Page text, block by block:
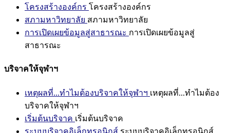
โครงสร้างองค์กร โครงสร้างองค์กร
สภามหาวิทยาลัย สภามหาวิทยาลัย
การเปิดเผยข้อมูลสู่สาธารณะ การเปิดเผยข้อมูลสู่
สาธารณะ
บริจาคให้จุฬาฯ
เหตุผลที่...ทำไมต้องบริจาคให้จุฬาฯ เหตุผลที่...ทำไมต้อง
บริจาคให้จุฬาฯ
เริ่มต้นบริจาค เริ่มต้นบริจาค
ระบบบริจาคอิเล็กทรอนิกส์ ระบบบริจาคอิเล็กทรอนิกส์